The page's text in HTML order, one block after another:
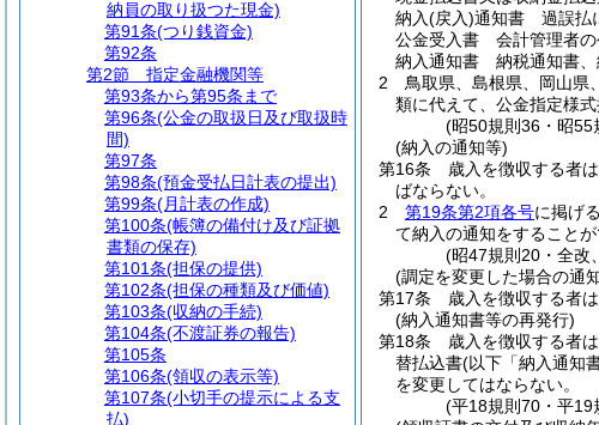
納入(戻入)通知書 過誤払
公金受入書 会計管理者の
納入通知書 納税通知書、
2
鳥取県、島根県、岡山県
類に代えて、公金指定様
(昭50規則36・昭55
(納入の通知等)
第16条
歳入を徴収する者
ばならない。
2
第19条第2項各号に掲げ
て納入の通知をすることが
(昭47規則20・全改
(調定を変更した場合の通
第17条
歳入を徴収する者
(納入通知書等の再発行)
第18条
歳入を徴収する者
替払込書(以下「納入通知
を変更してはならない。
(平18規則70・平19
納員の取り扱つた現金)
第91条(つり銭資金)
第92条
第2節
指定金融機関等
第93条から第95条まで
第96条(公金の取扱日及び取扱時
間)
第97条
第98条(預金受払日計表の提出)
第99条(月計表の作成)
第100条(帳簿の備付け及び証拠
書類の保存)
第101条(担保の提供)
第102条(担保の種類及び価値)
第103条(収納の手続)
第104条(不渡証券の報告)
第105条
第106条(領収の表示等)
第107条(小切手の提示による支
払)